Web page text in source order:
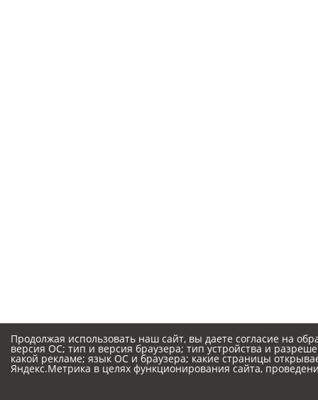
Продолжая использовать наш сайт, вы даете согласие на
версия ОС; тип и версия браузера; тип устройства и
какой рекламе; язык ОС и браузера; какие страницы
Яндекс.Метрика в целях функционирования сайта,